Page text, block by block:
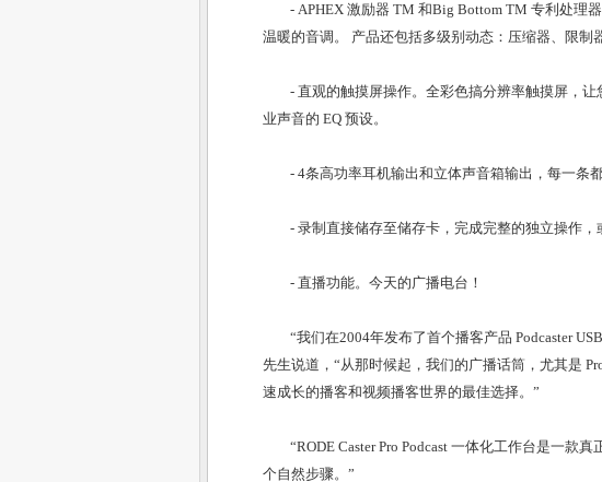
- APHEX 激励器 TM 和Big Bottom TM 专利处理器
温暖的音调。 产品还包括多级别动态：压缩器、限制
- 直观的触摸屏操作。全彩色搞分辨率触摸屏，
业声音的 EQ 预设。
- 4条高功率耳机输出和立体声音箱输出， 每一条
- 录制直接储存至储存卡 ，完成完整的独立操作
- 直播功能。今天的广播电台！
“我们在2004年发布了首个播客产品 Podcaster
先生说道，“从那时候起，我们的广播话筒，尤其是
速成长的播客和视频播客世界的最佳选择。”
“RODE Caster Pro Podcast 一体化工作台是一款
个自然步骤。”